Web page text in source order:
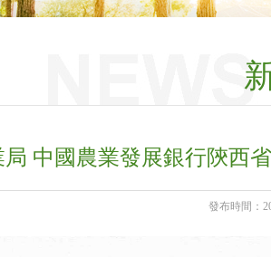
局 中國農業發展銀行陝西
發布時間：